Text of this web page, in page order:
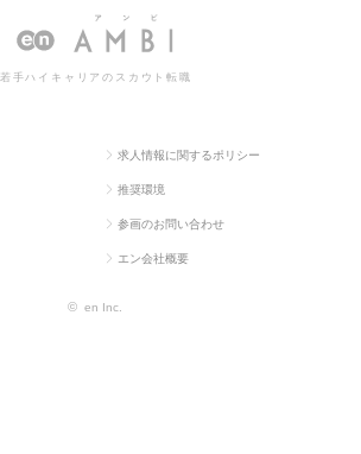
若手ハイキャリアのスカウト転職
求人情報に関するポリシー
推奨環境
参画のお問い合わせ
エン会社概要
© en Inc.